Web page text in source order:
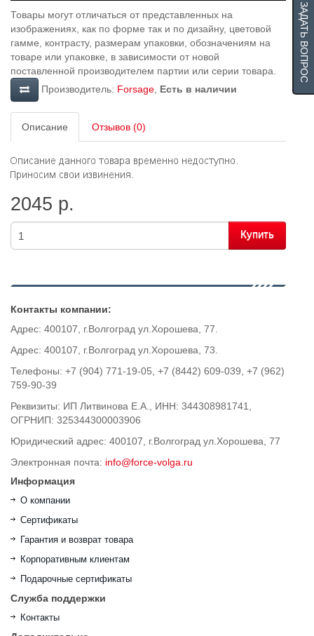
Товары могут отличаться от представленных на
изображениях, как по форме так и по дизайну, цветовой
гамме, контрасту, размерам упаковки, обозначениям на
товаре или упаковке, в зависимости от новой
поставленной производителем партии или серии товара.
Производитель: Forsage Есть в наличии
Описание Отзывов (0)
2045 р.
Купить
Контакты компании:
Адрес: 400107, г.Волгоград ул.Хорошева, 77.
Адрес: 400107, г.Волгоград ул.Хорошева, 73.
Телефоны: +7 (904) 771-19-05, +7 (8442) 609-039, +7 (962)
759-90-39
Реквизиты: ИП Литвинова Е.А., ИНН: 344308981741,
ОГРНИП: 325344300003906
Юридический адрес: 400107, г.Волгоград ул.Хорошева, 77
Электронная почта: info@force-volga.ru
Информация
О компании
Сертификаты
Гарантия и возврат товара
Корпоративным клиентам
Подарочные сертификаты
Служба поддержки
Контакты
ЗАДАТЬ ВОПРОС